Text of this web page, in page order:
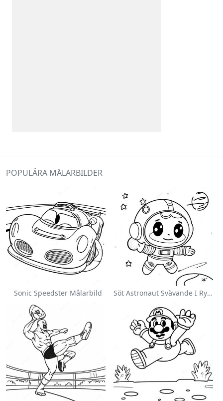
POPULÄRA MÅLARBILDER
Sonic Speedster Målarbild Söt Astronaut Svävande I Rymden Målarbild